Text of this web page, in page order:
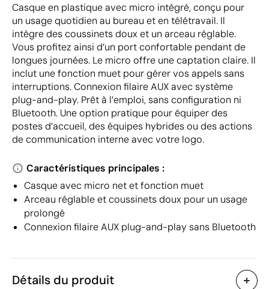
Casque en plastique avec micro intégré, conçu pour
un usage quotidien au bureau et en télétravail. Il
intègre des coussinets doux et un arceau réglable.
Vous profitez ainsi d’un port confortable pendant de
longues journées. Le micro offre une captation claire. Il
inclut une fonction muet pour gérer vos appels sans
interruptions. Connexion filaire AUX avec système
plug-and-play. Prêt à l’emploi, sans configuration ni
Bluetooth. Une option pratique pour équiper des
postes d’accueil, des équipes hybrides ou des actions
de communication interne avec votre logo.
Caractéristiques principales :
Casque avec micro net et fonction muet
Arceau réglable et coussinets doux pour un usage
prolongé
Connexion filaire AUX plug-and-play sans Bluetooth
Détails du produit